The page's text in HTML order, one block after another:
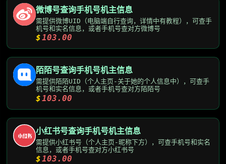
微博号查询手机号机主信息
需提供微博UID（电脑端自行查询，详情中有教程），可查手
机号和实名信息，或者手机号查对方微博号
$103.00
陌陌号查询手机号机主信息
需提供陌陌UID（个人主页-关于她的个人信息中），可查手
机号和实名信息，或者手机号查对方陌陌号
$103.00
小红书号查询手机号机主信息
需提供小红书号（个人主页-昵称下方），可查手机号和实名
信息，或者手机号查对方小红书号
$103.00